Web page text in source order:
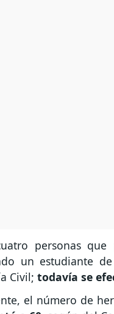
personas
un estudiante
Civil; todavía se
el número de